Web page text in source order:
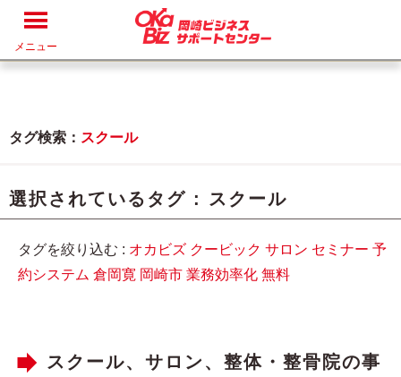
メニュー
タグ検索： スクール
選択されているタグ : スクール
タグを絞り込む : オカビズ クービック サロン セミナー 予
約システム 倉岡寛 岡崎市 業務効率化 無料
スクール、サロン、整体・整骨院の事